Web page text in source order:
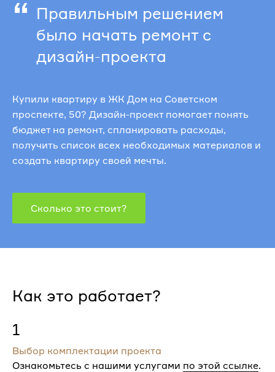
“ Правильным решением
было начать ремонт с
дизайн-проекта
Купили квартиру в ЖК Дом на Советском
проспекте, 50? Дизайн-проект помогает понять
бюджет на ремонт, спланировать расходы,
получить список всех необходимых материалов и
создать квартиру своей мечты.
Сколько это стоит?
Как это работает?
1
Выбор комплектации проекта
Ознакомьтесь с нашими услугами по этой ссылке.